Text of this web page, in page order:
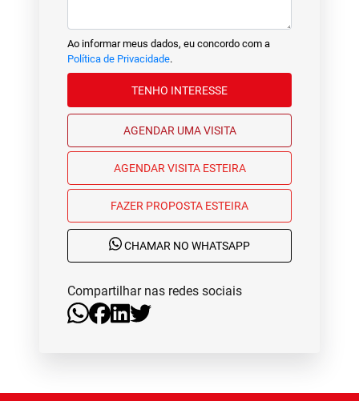
Ao informar meus dados, eu concordo com a
Política de Privacidade.
TENHO INTERESSE
AGENDAR UMA VISITA
AGENDAR VISITA ESTEIRA
FAZER PROPOSTA ESTEIRA
CHAMAR NO WHATSAPP
Compartilhar nas redes sociais